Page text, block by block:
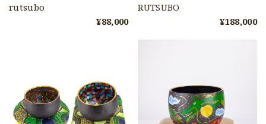
rutsubo
¥88,000
RUTSUBO
¥188,000